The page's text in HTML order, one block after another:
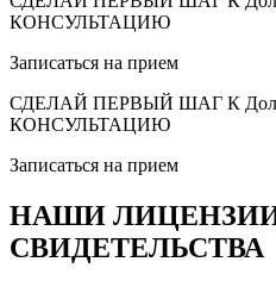
КОНСУЛЬТАЦИЮ
Записаться на прием
СДЕЛАЙ ПЕРВЫЙ ШАГ К
КОНСУЛЬТАЦИЮ
Записаться на прием
НАШИ
СВИДЕТЕЛЬСТВА